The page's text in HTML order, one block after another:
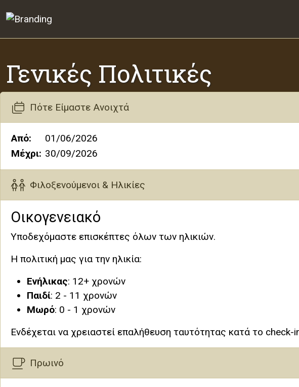
Corali Studios
Γενικές Πολιτικές
Πότε Είμαστε Ανοιχτά
Από:
01/06/2026
Μέχρι: 30/09/2026
Φιλοξενούμενοι & Ηλικίες
Οικογενειακό
Υποδεχόμαστε επισκέπτες όλων των ηλικιών.
Η πολιτική μας για την ηλικία:
Ενήλικας: 12+ χρονών
Παιδί: 2 - 11 χρονών
Μωρό: 0 - 1 χρονών
Ενδέχεται να χρειαστεί επαλήθευση ταυτότητας κατά το check-
Πρωινό